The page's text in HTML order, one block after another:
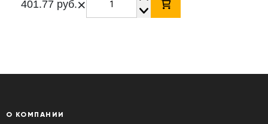
401.77 руб.×
О КОМПАНИИ